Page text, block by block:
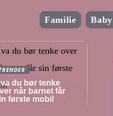
Familie Baby
du bør tenke
når barnet får
første mobil